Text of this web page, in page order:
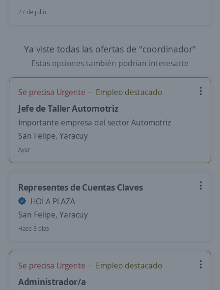
27 de julio
Ya viste todas las ofertas de "coordinador"
Estas opciones también podrían interesarte
Se precisa Urgente Empleo destacado
Jefe de Taller Automotriz
Importante empresa del sector Automotriz
San Felipe, Yaracuy
Ayer
Representes de Cuentas Claves
HOLA PLAZA
San Felipe, Yaracuy
Hace 3 días
Se precisa Urgente Empleo destacado
Administrador/a